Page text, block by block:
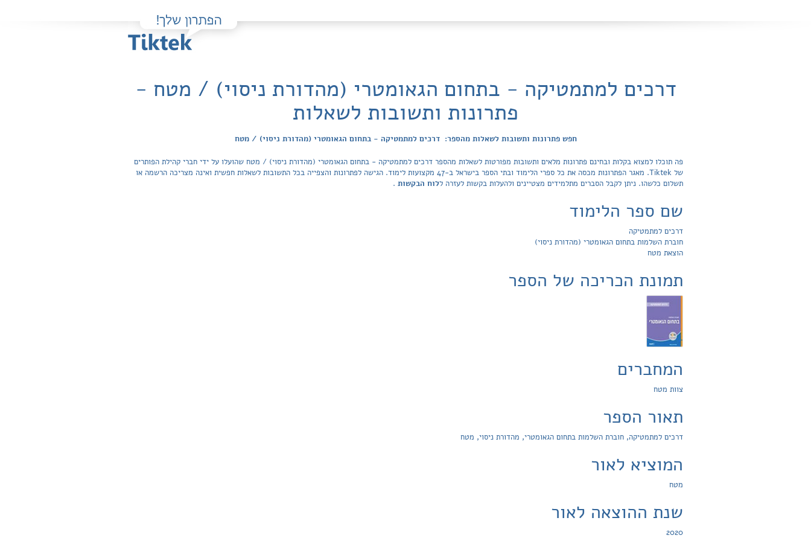
דרכים למתמטיקה - בתחום הגאומטרי (מהדורת ניסוי) / מטח -
פתרונות ותשובות לשאלות
חפש פתרונות ותשובות לשאלות מהספר: דרכים למתמטיקה - בתחום הגאומטרי (מהדורת ניסוי) / מטח
פה תוכלו למצוא בקלות ובחינם פתרונות מלאים ותשובות מפורטות לשאלות מהספר דרכים למתמטיקה - בתחום הגאומטרי (מהדורת ניסוי) / מטח שהועלו על ידי חברי קהילת הפותרים
של Tiktek. מאגר הפתרונות מכסה את כל ספרי הלימוד ובתי הספר בישראל ב-47 מקצועות לימוד. הגישה לפתרונות והצפייה בכל התשובות לשאלות חפשית ואינה מצריכה הרשמה או
תשלום כלשהו. ניתן לקבל הסברים מתלמידים מצטיינים ולהעלות בקשות לעזרה ללוח הבקשות .
שם ספר הלימוד
דרכים למתמטיקה
חוברת השלמות בתחום הגאומטרי (מהדורת ניסוי)
הוצאת מטח
תמונת הכריכה של הספר
המחברים
צוות מטח
תאור הספר
דרכים למתמטיקה, חוברת השלמות בתחום הגאומטרי, מהדורת ניסוי, מטח
המוציא לאור
מטח
שנת ההוצאה לאור
2020